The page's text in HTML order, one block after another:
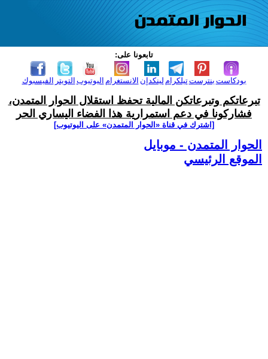
تابعونا على:
الفيسبوك التويتر اليوتيوب الانستغرام لينكدإن تيلكرامبنترست بودكاست
تبرعاتكم وتبرعاتكن المالية تحفظ استقلال الحوار المتمدن،
فشاركونا في دعم استمرارية هذا الفضاء اليساري الحر
[اشترك في قناة ‫«الحوار المتمدن» على اليوتيوب]
الحوار المتمدن - موبايل
الموقع الرئيسي